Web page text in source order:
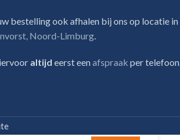
bestelling ook afhalen bij ons op locatie in
Noord-Limburg
altijd eerst eenafspraak per telefoon.